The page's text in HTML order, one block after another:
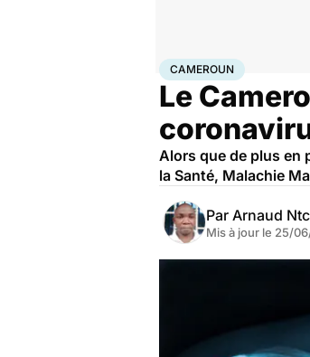
AccueilSantéMaladies
CAMEROUN
Le
Alors que de plus en
la Santé, Malachie
Par Arnaud
Mis à jour le 25/